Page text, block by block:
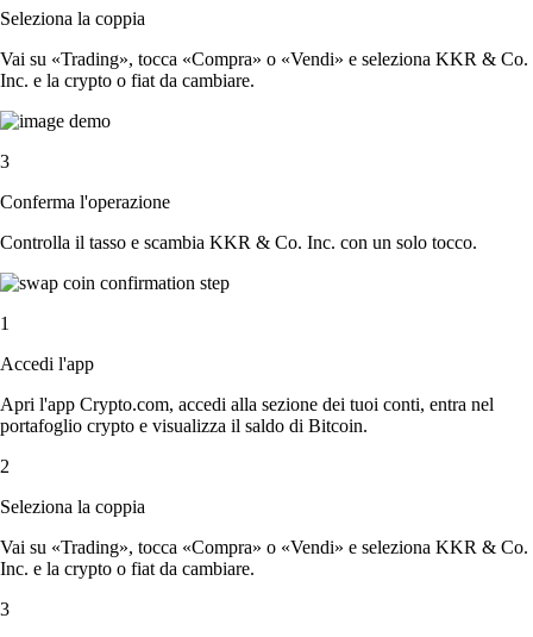
Seleziona la coppia
Vai su «Trading», tocca «Compra» o «Vendi» e seleziona KKR & Co.
Inc. e la crypto o fiat da cambiare.
3
Conferma l'operazione
Controlla il tasso e scambia KKR & Co. Inc. con un solo tocco.
1
Accedi l'app
Apri l'app Crypto.com, accedi alla sezione dei tuoi conti, entra nel
portafoglio crypto e visualizza il saldo di Bitcoin.
2
Seleziona la coppia
Vai su «Trading», tocca «Compra» o «Vendi» e seleziona KKR & Co.
Inc. e la crypto o fiat da cambiare.
3